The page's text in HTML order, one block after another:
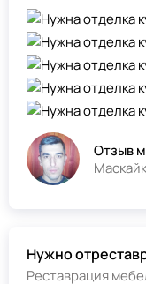
Отзыв
Нужно
Реставрация